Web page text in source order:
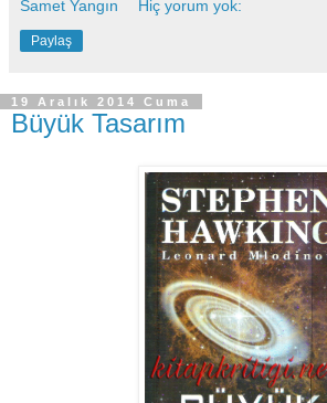
Samet Yangın Hiç yorum yok:
Paylaş
19 Aralık 2014 Cuma
Büyük Tasarım